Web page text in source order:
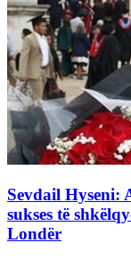
Sevdail Hyseni:
sukses të
Londër